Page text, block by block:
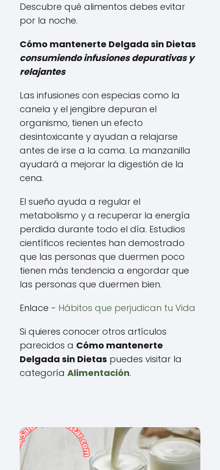
Descubre qué alimentos debes evitar
por la noche.
Cómo mantenerte Delgada sin Dietas
consumiendo infusiones depurativas y
relajantes
Las infusiones con especias como la
canela y el jengibre depuran el
organismo, tienen un efecto
desintoxicante y ayudan a relajarse
antes de irse a la cama. La manzanilla
ayudará a mejorar la digestión de la
cena.
El sueño ayuda a regular el
metabolismo y a recuperar la energía
perdida durante todo el día. Estudios
científicos recientes han demostrado
que las personas que duermen poco
tienen más tendencia a engordar que
las personas que duermen bien.
Enlace - Hábitos que perjudican tu Vida
Si quieres conocer otros artículos
parecidos a Cómo mantenerte
Delgada sin Dietas puedes visitar la
categoría Alimentación.